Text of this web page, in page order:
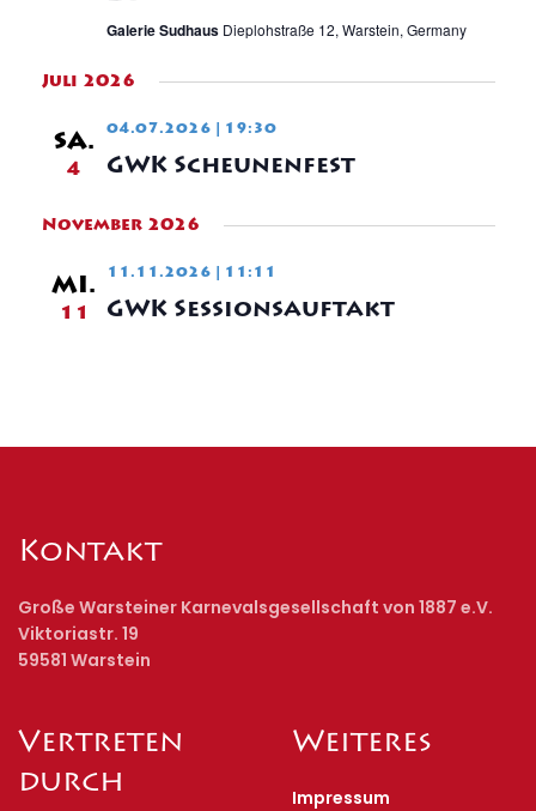
Galerie Sudhaus Dieplohstraße 12, Warstein, Germany
Juli 2026
SA.
4
04.07.2026 | 19:30
GWK Scheunenfest
November 2026
MI.
11
11.11.2026 | 11:11
GWK Sessionsauftakt
Kontakt
Große Warsteiner Karnevalsgesellschaft von 1887 e.V.
Viktoriastr. 19
59581 Warstein
Vertreten
durch
Weiteres
Impressum